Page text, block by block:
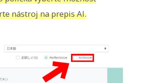
nástroj na prepis AI.